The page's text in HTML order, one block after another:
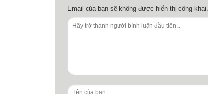
Email của bạn sẽ không được hiển thị công khai.